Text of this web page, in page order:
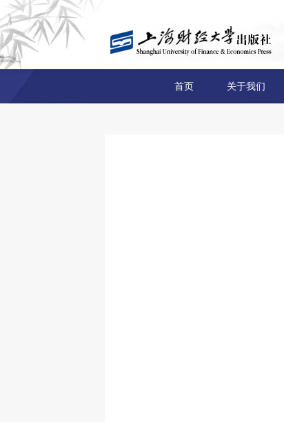
首页 关于我们